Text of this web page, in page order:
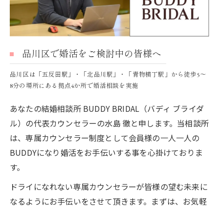
品川区で婚活をご検討中の皆様へ
品川区は「五反田駅」・「北品川駅」・「青物横丁駅」から徒歩5～
8分の場所にある拠点4か所で婚活相談を実施
あなたの結婚相談所 BUDDY BRIDAL（バディ ブライダ
ル）の代表カウンセラーの水島 徹と申します。当相談所
は、専属カウンセラー制度として会員様の一人一人の
BUDDYになり婚活をお手伝いする事を心掛けておりま
す。
ドライになれない専属カウンセラーが皆様の望む未来に
なるようにお手伝いをさせて頂きます。まずは、お気軽